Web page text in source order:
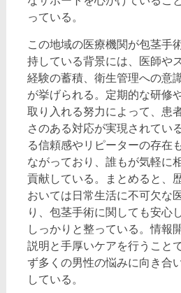
っている。
この地域の医療機関が包茎手
持している背景には、医師や
経験の蓄積、衛生管理への意
が挙げられる。定期的な研修
取り入れる努力によって、患
さのある対応が実現されてい
る信頼感やリピーターの存在
ながっており、誰もが気軽に
貢献している。まとめると、
おいては日常生活に不可欠な
り、包茎手術に関しても安心
しっかりと整っている。情報
説明と手厚いケアを行うこと
ず多くの男性の悩みに向き合
している。